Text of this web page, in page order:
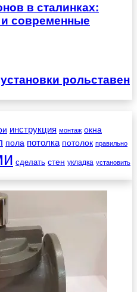
в сталинках:
современные
рольставен
инструкция монтаж окна
пола потолка потолок правильно
сделать стен укладка установить